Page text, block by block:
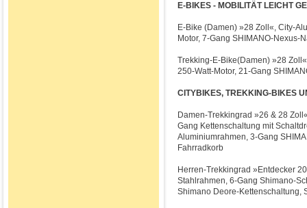
E-BIKES - MOBILITÄT LEICHT
E-Bike (Damen) »28 Zoll«, City-
Motor, 7-Gang SHIMANO-Nexus-
Trekking-E-Bike(Damen) »28
250-Watt-Motor, 21-Gang
CITYBIKES, TREKKING-BIKES
Damen-Trekkingrad »26 & 28
Gang Kettenschaltung mit
Aluminiumrahmen, 3-Gang
Fahrradkorb
Herren-Trekkingrad »Entdecker
Stahlrahmen, 6-Gang Shimano-
Shimano Deore-Kettenschaltung,